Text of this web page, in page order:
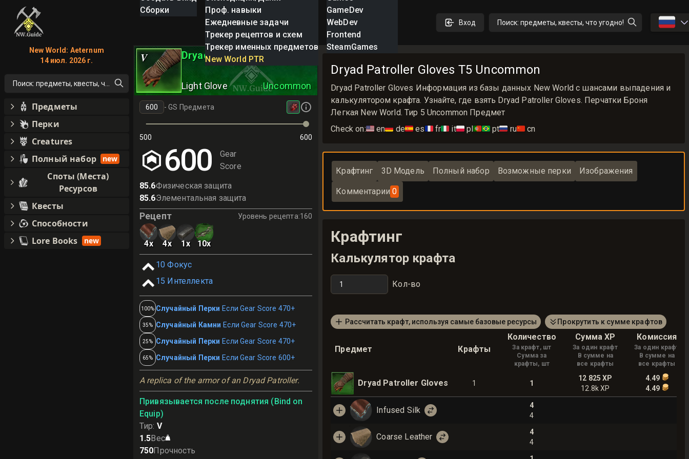
Сборки
Проф. навыки
Ежедневные задачи
Трекер рецептов и схем
Трекер именных предметов
New World PTR
GameDev
WebDev
Frontend
SteamGames
Вход Поиск: предметы, квесты, что угодно! 🇷🇺
V Dryad Patroller Gloves
Light Glove Uncommon
-GS Предмета
500 600
600
Gear
Score
85.6Физическая защита
85.6Элементальная защита
Рецепт Уровень рецепта:160
4x 4x 1x 10x
10 Фокус
15 Интеллекта
100% Случайный Перки Если Gear Score 470+
35% Случайный Камни Если Gear Score 470+
25% Случайный Перки Если Gear Score 470+
65% Случайный Перки Если Gear Score 600+
A replica of the armor of an Dryad Patroller.
Привязывается после поднятия (Bind on
Equip)
Тир: V
1.5Вес
750Прочность
Dryad Patroller Gloves T5 Uncommon
Dryad Patroller Gloves Информация из базы данных New World с шансами выпадения и
калькулятором крафта. Узнайте, где взять Dryad Patroller Gloves. Перчатки Броня
Легкая New World. Тир 5 Uncommon Предмет
Check on:🇺🇸 en🇩🇪 de🇪🇸 es🇫🇷 fr🇮🇹 it🇵🇱 pl🇵🇹🇧🇷 pt🇷🇺 ru🇨🇳 cn
Крафтинг 3D Модель Полный набор Возможные перки Изображения
Комментарии 0
Крафтинг
Калькулятор крафта
Кол-во
Рассчитать крафт, используя самые базовые ресурсы Прокрутить к сумме крафтов
Предмет Крафты
Количество
За крафт, шт
Сумма за
крафты, шт
Сумма XP
За один крафт
В сумме на
все крафты
Комиссия
За один крафт
В сумме на
все крафты
Dryad Patroller Gloves 1 1
12 825 XP
12.8kXP
4.49
4.49
Infused Silk
4
4
Coarse Leather
4
4
New World: Aeternum
14 июл. 2026 г.
Поиск: предметы, квесты, что угодно!
Предметы
Перки
Creatures
Полный набор
new
Споты (Места)
Ресурсов
Квесты
Способности
Lore Books
new